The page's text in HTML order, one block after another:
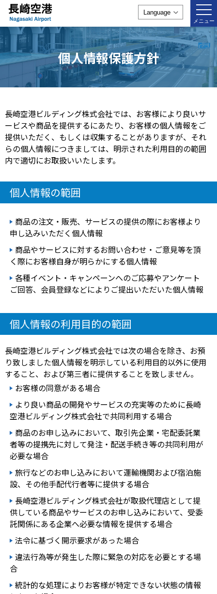
メニュー
個人情報保護方針
長崎空港ビルディング株式会社では、お客様により良いサ
ービスや商品を提供するにあたり、お客様の個人情報をご
提供いただく、もしくは収集することがありますが、それ
らの個人情報につきましては、明示された利用目的の範囲
内で適切にお取扱いいたします。
個人情報の範囲
商品の注文・販売、サービスの提供の際にお客様より
申し込みいただく個人情報
商品やサービスに対するお問い合わせ・ご意見等を頂
く際にお客様自身が明らかにする個人情報
各種イベント・キャンペーンへのご応募やアンケート
ご回答、会員登録などによりご提出いただいた個人情報
個人情報の利用目的の範囲
長崎空港ビルディング株式会社では次の場合を除き、お預
り致しました個人情報を明示している利用目的以外に使用
すること、および第三者に提供することを致しません。
お客様の同意がある場合
より良い商品の開発やサービスの充実等のために長崎
空港ビルディング株式会社で共同利用する場合
商品のお申し込みにおいて、取引先企業・宅配委託業
者等の提携先に対して発注・配送手続き等の共同利用が
必要な場合
旅行などのお申し込みにおいて運輸機関および宿泊施
設、その他手配代行者等に提供する場合
長崎空港ビルディング株式会社が取扱代理店として提
供している商品やサービスのお申し込みにおいて、受委
託関係にある企業へ必要な情報を提供する場合
法令に基づく開示要求があった場合
違法行為等が発生した際に緊急の対応を必要とする場
合
統計的な処理によりお客様が特定できない状態の情報